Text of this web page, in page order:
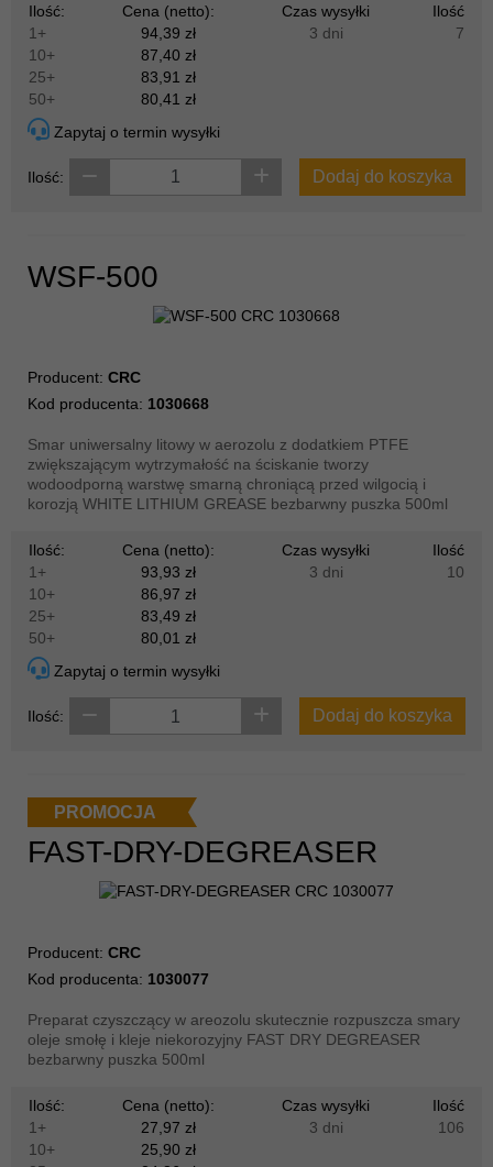
Ilość:
Cena (netto):
1+
94,39 zł
10+
87,40 zł
25+
83,91 zł
50+
80,41 zł
Czas wysyłki
Ilość
3 dni
7
Zapytaj o termin wysyłki
Ilość: Dodaj do koszyka
WSF-500
Producent: CRC
Kod producenta: 1030668
Smar uniwersalny litowy w aerozolu z dodatkiem PTFE
zwiększającym wytrzymałość na ściskanie tworzy
wodoodporną warstwę smarną chroniącą przed wilgocią i
korozją WHITE LITHIUM GREASE bezbarwny puszka 500ml
Ilość:
Cena (netto):
1+
93,93 zł
10+
86,97 zł
25+
83,49 zł
50+
80,01 zł
Czas wysyłki
Ilość
3 dni
10
Zapytaj o termin wysyłki
Ilość: Dodaj do koszyka
PROMOCJA
FAST-DRY-DEGREASER
Producent: CRC
Kod producenta: 1030077
Preparat czyszczący w areozolu skutecznie rozpuszcza smary
oleje smołę i kleje niekorozyjny FAST DRY DEGREASER
bezbarwny puszka 500ml
Ilość:
Cena (netto):
1+
27,97 zł
10+
25,90 zł
Czas wysyłki
Ilość
3 dni
106